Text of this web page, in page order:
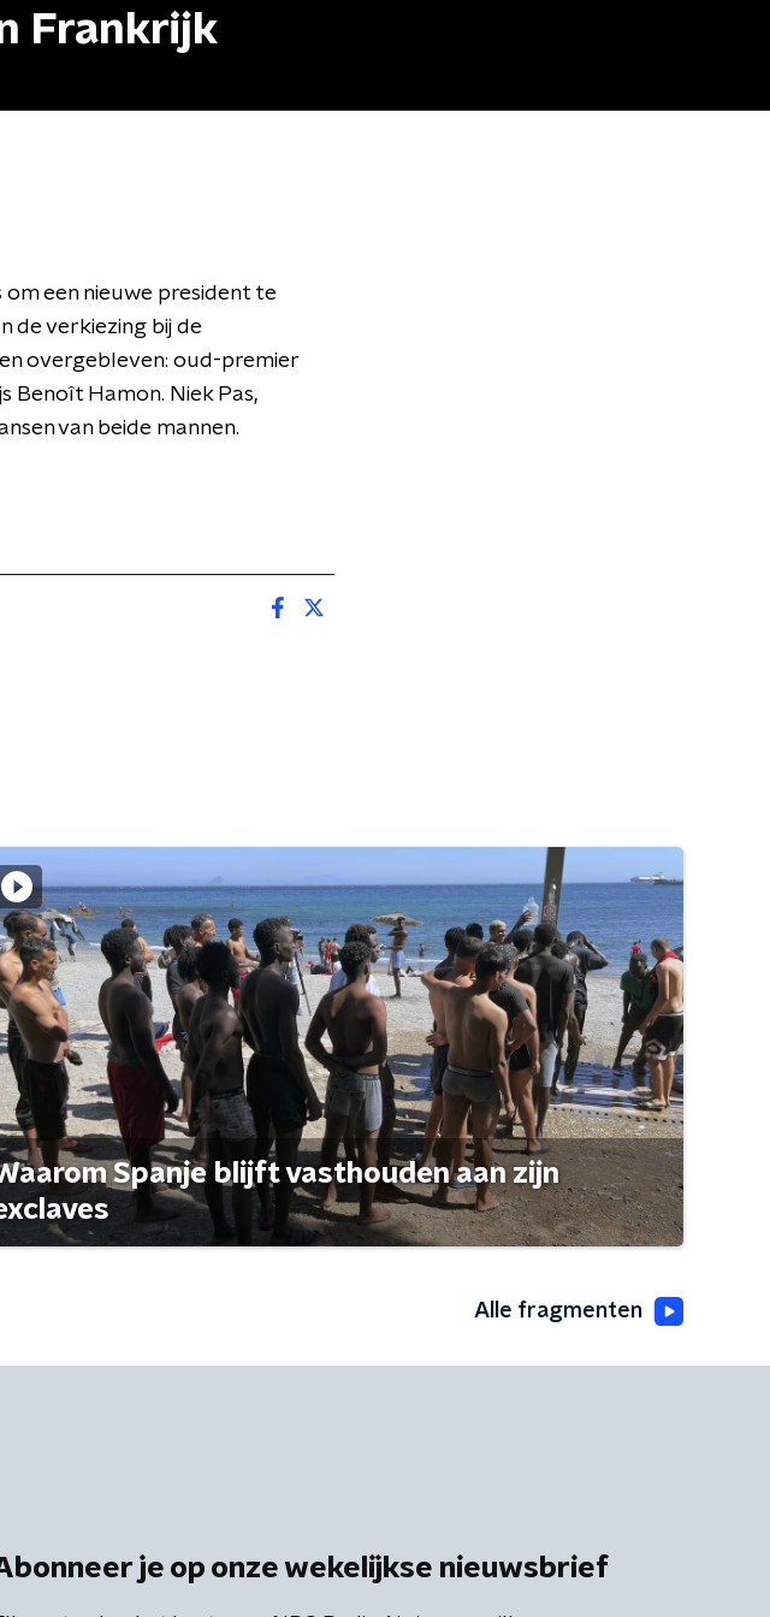
Frankrijk
om een nieuwe president te
de verkiezing bij de
overgebleven: oud-premier
Benoît Hamon. Niek Pas,
van beide mannen.
Spanje blijft vasthouden aan zijn
Alle fragmenten
je op onze wekelijkse nieuwsbrief